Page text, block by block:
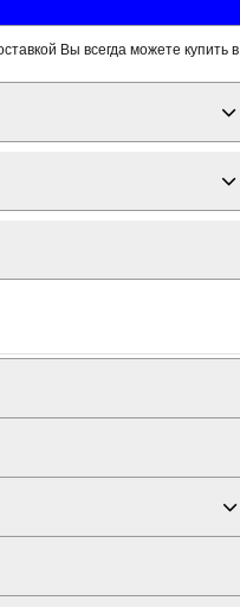
Вы всегда можете купить в